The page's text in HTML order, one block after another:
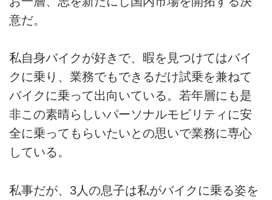
意だ。
私自身バイクが好きで、暇を見つけてはバイ
クに乗り、業務でもできるだけ試乗を兼ねて
バイクに乗って出向いている。若年層にも是
非この素晴らしいパーソナルモビリティに安
全に乗ってもらいたいとの思いで業務に専心
している。
私事だが、3人の息子は私がバイクに乗る姿を